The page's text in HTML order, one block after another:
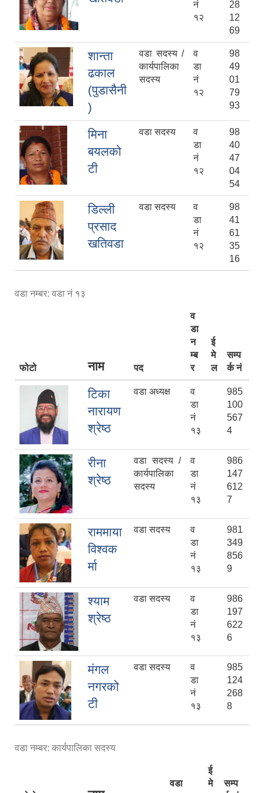
नं
१२
28
12
69
शान्ता
ढकाल
(पुडासैनी
)
वडा सदस्य /
कार्यपालिका
सदस्य
व
डा
नं
१२
98
49
01
79
93
मिना
बयलको
टी
वडा सदस्य
व
डा
नं
१२
98
40
47
04
54
डिल्ली
प्रसाद
खतिवडा
वडा सदस्य
व
डा
नं
१२
98
41
61
35
16
वडा नम्बर: वडा नं १३
फोटो नाम पद
व
डा
न
म्ब
र
ई
मे
ल
सम्प
र्क नं
टिका
नारायण
श्रेष्ठ
वडा अध्यक्ष
व
डा
नं
१३
985
100
567
4
रीना
श्रेष्ठ
वडा सदस्य /
कार्यपालिका
सदस्य
व
डा
नं
१३
986
147
612
7
राममाया
विश्वक
र्मा
वडा सदस्य
व
डा
नं
१३
981
349
856
9
श्याम
श्रेष्ठ
वडा सदस्य
व
डा
नं
१३
986
197
622
6
मंगल
नगरको
टी
वडा सदस्य
व
डा
नं
१३
985
124
268
8
वडा नम्बर: कार्यपालिका सदस्य
वडा
ई
मे
सम्प